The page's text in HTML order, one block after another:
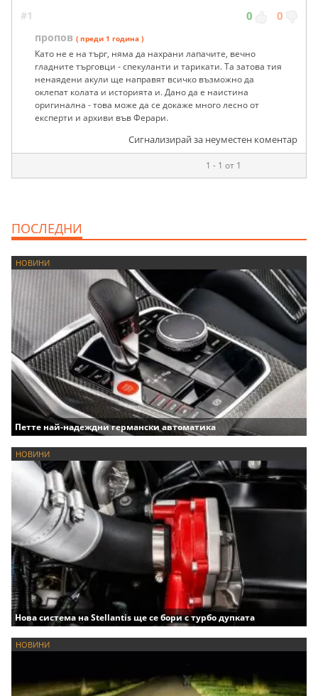
#1 0 0
пропов ( преди 1 година )
Като не е на търг, няма да нахрани лапачите, вечно
гладните търговци - спекуланти и тарикати. Та затова тия
ненаядени акули ще направят всичко възможно да
оклепат колата и историята и. Дано да е наистина
оригинална - това може да се докаже много лесно от
експерти и архиви във Ферари.
Сигнализирай за неуместен коментар
1 - 1 от 1
ПОСЛЕДНИ
НОВИНИ
Петте най-надеждни германски автоматика
НОВИНИ
Нова система на Stellantis ще се бори с турбо дупката
НОВИНИ